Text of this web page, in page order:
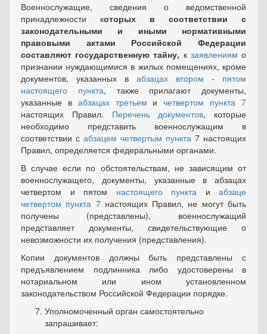
Военнослужащие, сведения о ведомственной
принадлежности которых в соответствии с
законодательными и иными нормативными
правовыми актами Российской Федерации
составляют государственную тайну, к заявлениям о
признании нуждающимися в жилых помещениях, кроме
документов, указанных в абзацах втором - пятом
настоящего пункта, также прилагают документы,
указанные в абзацах третьем ичетвертом пункта 7
настоящих Правил. Перечень документов, которые
необходимо представить военнослужащим в
соответствии с абзацем четвертым пункта 7 настоящих
Правил, определяется федеральными органами.
В случае если по обстоятельствам, не зависящим от
военнослужащего, документы, указанные в абзацах
четвертом и пятом настоящего пункта и абзаце
четвертом пункта 7настоящих Правил, не могут быть
получены (представлены), военнослужащий
представляет документы, свидетельствующие о
невозможности их получения (представления).
Копии документов должны быть представлены с
предъявлением подлинника либо удостоверены в
нотариальном или ином установленном
законодательством Российской Федерации порядке.
Уполномоченный орган самостоятельно
запрашивает: